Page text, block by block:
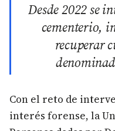
Desde 2022 se
cementerio,
recuperar
Con el reto de
interés forense, la